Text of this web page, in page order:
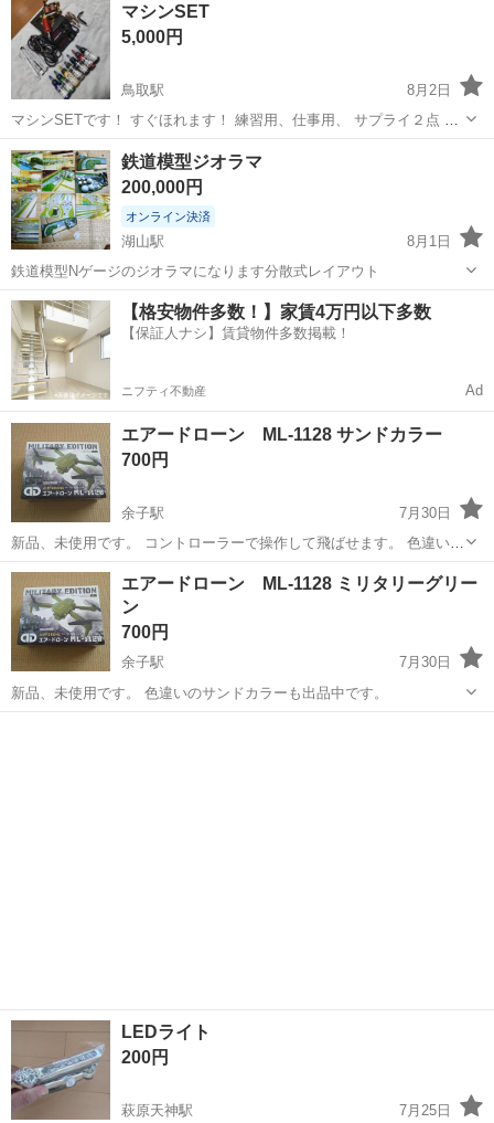
マシンSET
5,000円
鳥取駅
8月2日
マシンSETです！ すぐほれます！ 練習用、仕事用、 サプライ２点 マ
シン1点 インク数色 ニードル数本 クリップコード1点 フット1点 お気
軽にご相談ください。 3N
鳥取 鳥取市 鳥取駅
鉄道模型ジオラマ
200,000円
オンライン決済
湖山駅
8月1日
鉄道模型Nゲージのジオラマになります分散式レイアウト
鳥取 鳥取市 湖山駅 模型、プラモデル
【格安物件多数！】家賃4万円以下多数
【保証人ナシ】賃貸物件多数掲載！
ニフティ不動産 Ad
エアードローン ML-1128 サンドカラー
700円
余子駅
7月30日
新品、未使用です。 コントローラーで操作して飛ばせます。 色違いも
出品中です。
鳥取 境港市 余子駅
エアードローン ML-1128 ミリタリーグリー
ン
700円
余子駅
7月30日
新品、未使用です。 色違いのサンドカラーも出品中です。
LEDライト
200円
萩原天神駅
7月25日